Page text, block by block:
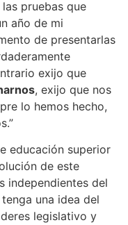
pruebas que
año de mi
de presentarlas
exijo que
, exijo que nos
lo hemos hecho,
educación superior
de este
independientes del
una idea del
legislativo y